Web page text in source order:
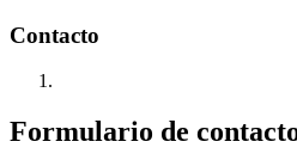
Contacto
Formulario de